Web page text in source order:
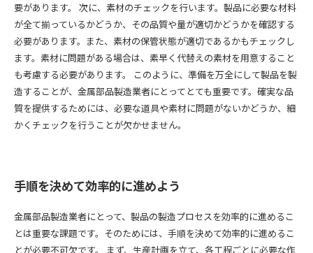
要があります。 次に、素材のチェックを行います。製品に必要な材料
が全て揃っているかどうか、その品質や量が適切かどうかを確認する
必要があります。また、素材の保管状態が適切であるかもチェックし
ます。素材に問題がある場合は、素早く代替えの素材を用意すること
も考慮する必要があります。 このように、準備を万全にして製品を製
造することが、金属部品製造業者にとってとても重要です。確実な品
質を提供するためには、必要な道具や素材に問題がないかどうか、細
かくチェックを行うことが欠かせません。
手順を決めて効率的に進めよう
金属部品製造業者にとって、製品の製造プロセスを効率的に進めるこ
とは重要な課題です。そのためには、手順を決めて効率的に進めるこ